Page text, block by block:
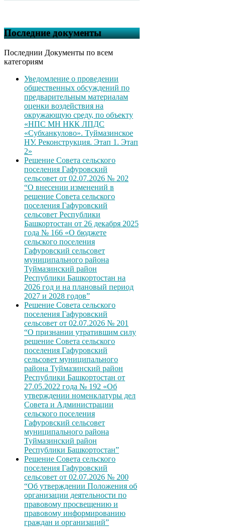
Последние документы
Последнии Документы по всем
категориям
Уведомление о проведении
общественных обсуждений по
предварительным материалам
оценки воздействия на
окружающую среду, по объекту
«НПС МН НКК ЛПДС
«Субханкулово». Туймазинское
НУ. Реконструкция. Этап 1. Этап
2»
Решение Совета сельского
поселения Гафуровский
сельсовет от 02.07.2026 № 202
“О внесении изменений в
решение Совета сельского
поселения Гафуровский
сельсовет Республики
Башкортостан от 26 декабря 2025
года № 166 «О бюджете
сельского поселения
Гафуровский сельсовет
муниципального района
Туймазинский район
Республики Башкортостан на
2026 год и на плановый период
2027 и 2028 годов”
Решение Совета сельского
поселения Гафуровский
сельсовет от 02.07.2026 № 201
“О признании утратившим силу
решение Совета сельского
поселения Гафуровский
сельсовет муниципального
района Туймазинский район
Республики Башкортостан от
27.05.2022 года № 192 «Об
утверждении номенклатуры дел
Совета и Администрации
сельского поселения
Гафуровский сельсовет
муниципального района
Туймазинский район
Республики Башкортостан”
Решение Совета сельского
поселения Гафуровский
сельсовет от 02.07.2026 № 200
“Об утверждении Положения об
организации деятельности по
правовому просвещению и
правовому информированию
граждан и организаций”